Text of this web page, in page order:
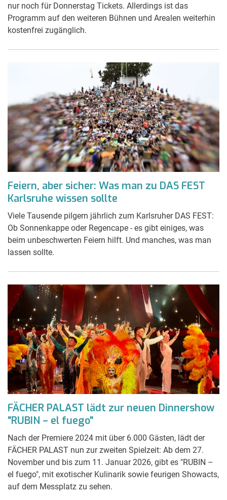
nur noch für Donnerstag Tickets. Allerdings ist das
Programm auf den weiteren Bühnen und Arealen weiterhin
kostenfrei zugänglich.
Feiern, aber sicher: Was man zu DAS FEST
Karlsruhe wissen sollte
Viele Tausende pilgern jährlich zum Karlsruher DAS FEST:
Ob Sonnenkappe oder Regencape - es gibt einiges, was
beim unbeschwerten Feiern hilft. Und manches, was man
lassen sollte.
FÄCHER PALAST lädt zur neuen Dinnershow
"RUBIN – el fuego"
Nach der Premiere 2024 mit über 6.000 Gästen, lädt der
FÄCHER PALAST nun zur zweiten Spielzeit: Ab dem 27.
November und bis zum 11. Januar 2026, gibt es "RUBIN –
el fuego", mit exotischer Kulinarik sowie feurigen Showacts,
auf dem Messplatz zu sehen.